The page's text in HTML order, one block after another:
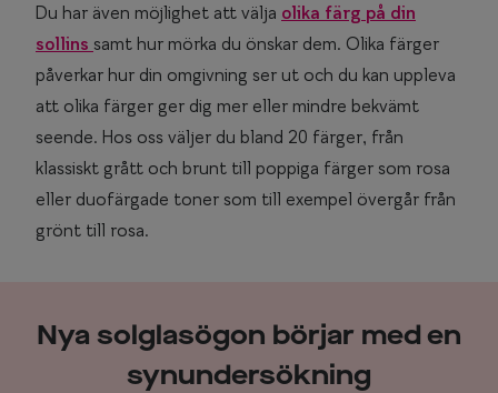
Du har även möjlighet att välja olika färg på din
sollins samt hur mörka du önskar dem. Olika färger
påverkar hur din omgivning ser ut och du kan uppleva
att olika färger ger dig mer eller mindre bekvämt
seende. Hos oss väljer du bland 20 färger, från
klassiskt grått och brunt till poppiga färger som rosa
eller duofärgade toner som till exempel övergår från
grönt till rosa.
Nya solglasögon börjar med en
synundersökning